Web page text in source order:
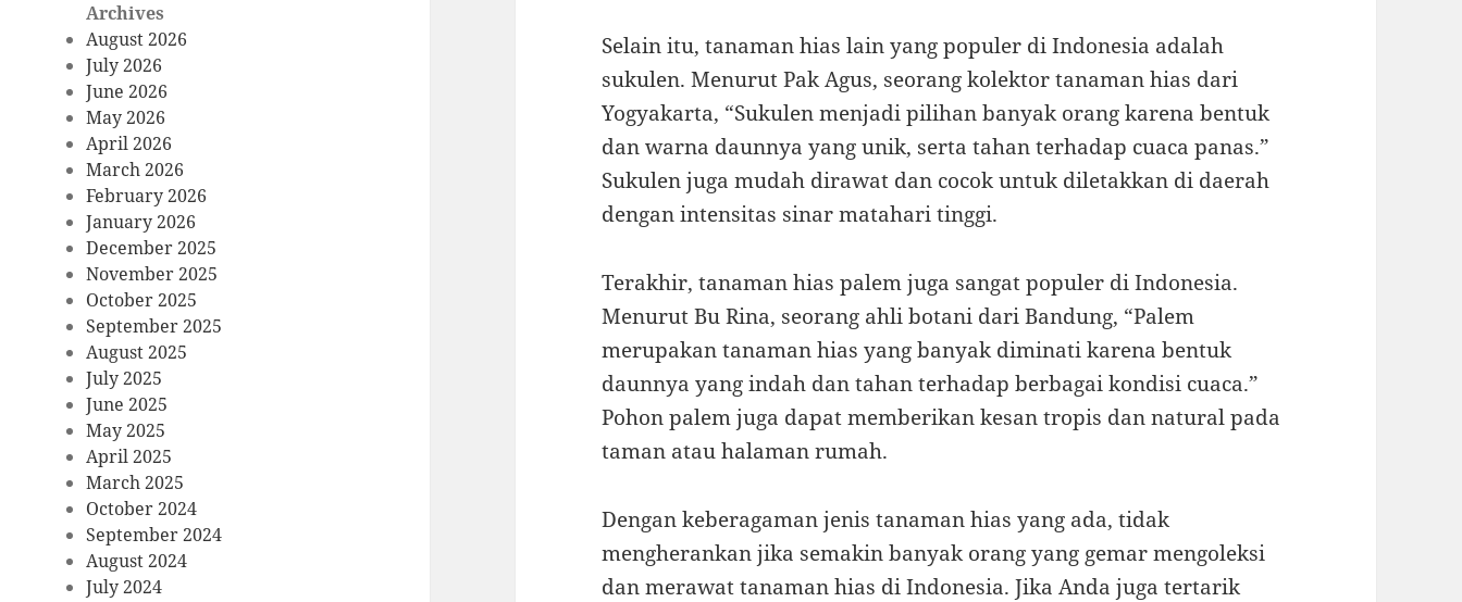
Archives
August 2026
July 2026
June 2026
May 2026
April 2026
March 2026
February 2026
January 2026
December 2025
November 2025
October 2025
September 2025
August 2025
July 2025
June 2025
May 2025
April 2025
March 2025
October 2024
September 2024
August 2024
July 2024
Selain itu, tanaman hias lain yang populer di Indonesia adalah
sukulen. Menurut Pak Agus, seorang kolektor tanaman hias dari
Yogyakarta, “Sukulen menjadi pilihan banyak orang karena bentuk
dan warna daunnya yang unik, serta tahan terhadap cuaca panas.”
Sukulen juga mudah dirawat dan cocok untuk diletakkan di daerah
dengan intensitas sinar matahari tinggi.
Terakhir, tanaman hias palem juga sangat populer di Indonesia.
Menurut Bu Rina, seorang ahli botani dari Bandung, “Palem
merupakan tanaman hias yang banyak diminati karena bentuk
daunnya yang indah dan tahan terhadap berbagai kondisi cuaca.”
Pohon palem juga dapat memberikan kesan tropis dan natural pada
taman atau halaman rumah.
Dengan keberagaman jenis tanaman hias yang ada, tidak
mengherankan jika semakin banyak orang yang gemar mengoleksi
dan merawat tanaman hias di Indonesia. Jika Anda juga tertarik